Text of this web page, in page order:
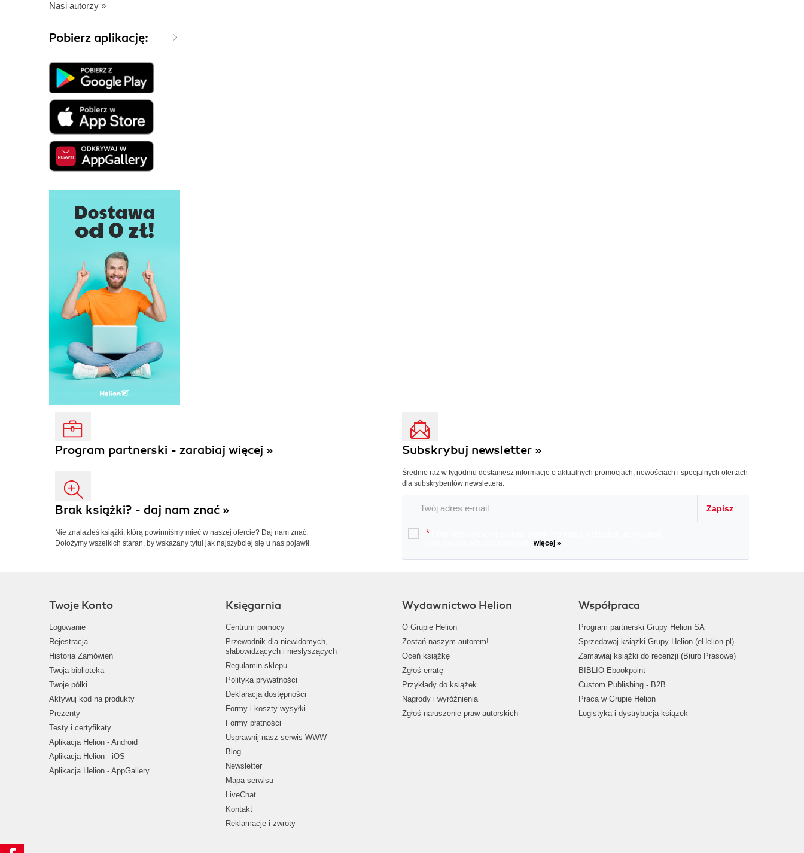
Nasi autorzy »
Pobierz aplikację:
Program partnerski - zarabiaj więcej »
Brak książki? - daj nam znać »
Nie znalazłeś książki, którą powinniśmy mieć w naszej ofercie? Daj nam znać.
Dołożymy wszelkich starań, by wskazany tytuł jak najszybciej się u nas pojawił.
Subskrybuj newsletter »
Średnio raz w tygodniu dostaniesz informacje o aktualnych promocjach, nowościach i specjalnych ofertach
dla subskrybentów newslettera.
Zapisz
*
więcej »
Twoje Konto
Logowanie
Rejestracja
Historia Zamówień
Twoja biblioteka
Twoje półki
Aktywuj kod na produkty
Prezenty
Testy i certyfikaty
Aplikacja Helion - Android
Aplikacja Helion - iOS
Aplikacja Helion - AppGallery
Księgarnia
Centrum pomocy
Przewodnik dla niewidomych,
słabowidzących i niesłyszących
Regulamin sklepu
Polityka prywatności
Deklaracja dostępności
Formy i koszty wysyłki
Formy płatności
Usprawnij nasz serwis WWW
Blog
Newsletter
Mapa serwisu
LiveChat
Kontakt
Reklamacje i zwroty
Wydawnictwo Helion
O Grupie Helion
Zostań naszym autorem!
Oceń książkę
Zgłoś erratę
Przykłady do książek
Nagrody i wyróżnienia
Zgłoś naruszenie praw autorskich
Współpraca
Program partnerski Grupy Helion SA
Sprzedawaj książki Grupy Helion (eHelion.pl)
Zamawiaj książki do recenzji (Biuro Prasowe)
BIBLIO Ebookpoint
Custom Publishing - B2B
Praca w Grupie Helion
Logistyka i dystrybucja książek